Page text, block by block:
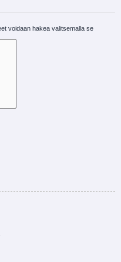
voidaan hakea valitsemalla se